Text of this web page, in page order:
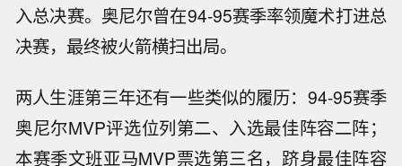
入总决赛。奥尼尔曾在94-95赛季率领魔术打进总
决赛，最终被火箭横扫出局。
两人生涯第三年还有一些类似的履历：94-95赛季
奥尼尔MVP评选位列第二、入选最佳阵容二阵；
本赛季文班亚马MVP票选第三名，跻身最佳阵容